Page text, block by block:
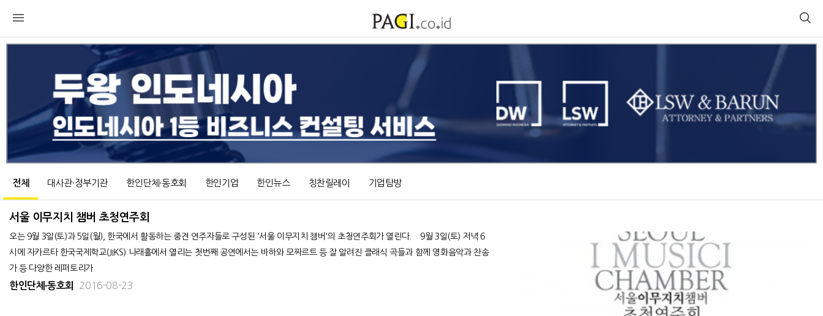
전체 대사관∙정부기관 한인단체∙동호회 한인기업 한인뉴스 칭찬릴레이 기업탐방
서울 이무지치 챔버 초청연주회
오는 9월 3일(토)과 5일(월), 한국에서 활동하는 중견 연주자들로 구성된 '서울 이무지치 챔버'의 초청연주회가 열린다. 9월 3일(토) 저녁 6
시에 자카르타 한국국제학교(JIKS) 나래홀에서 열리는 첫번째 공연에서는 바하와 모짜르트 등 잘 알려진 클래식 곡들과 함께 영화음악과 찬송
가 등 다양한 레퍼토리가
한인단체∙동호회 2016-08-23